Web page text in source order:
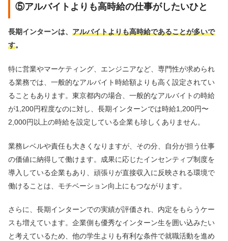
⑤アルバイトよりも高時給の仕事がしたいひと
長期インターンは、 アルバイトよりも高時給であることが多いで
す。
特に営業やマーケティング、エンジニアなど、専門性が求められ
る業務では、一般的なアルバイト時給額よりも高く設定されてい
ることもあります。東京都内の場合、一般的なアルバイトの時給
が1,200円程度なのに対し、長期インターンでは時給1,200円〜
2,000円以上の時給を設定している企業も珍しくありません。
業務レベルや責任も大きくなりますが、その分、自分が担う仕事
の価値に納得して働けます。成果に応じたインセンティブ制度を
導入している企業もあり、頑張りが直接収入に反映される環境で
働けることは、モチベーション向上にもつながります。
さらに、長期インターンでの実績が評価され、内定をもらうケー
スも増えています。企業側も優秀なインターン生を囲い込みたい
と考えているため、他の学生よりも有利な条件で就職活動を進め